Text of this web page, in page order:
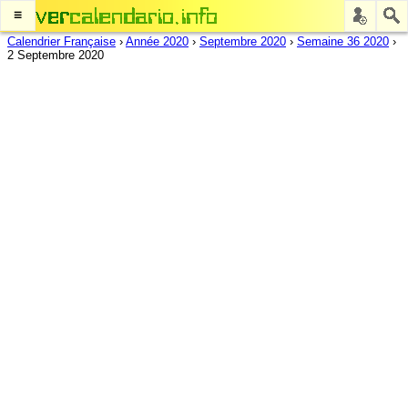
≡
Calendrier Française › Année 2020 › Septembre 2020 › Semaine 36 2020 ›
2 Septembre 2020